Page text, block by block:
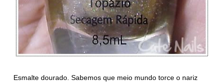
Esmalte dourado. Sabemos que meio mundo torce o nariz